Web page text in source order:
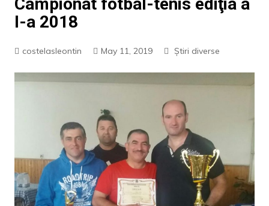
Campionat fotbal-tenis ediţia a
I-a 2018
costelasleontin May 11, 2019 Știri diverse